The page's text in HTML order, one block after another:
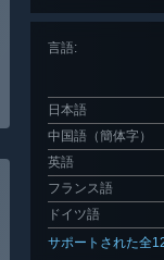
言語:
日本語
中国語（簡体字）
英語
フランス語
ドイツ語
サポートされた全